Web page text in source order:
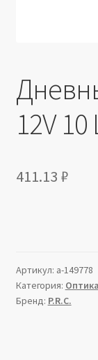
12V
411.13 ₽
Артикул: a-149778
Категория:
Бренд: P.R.C.